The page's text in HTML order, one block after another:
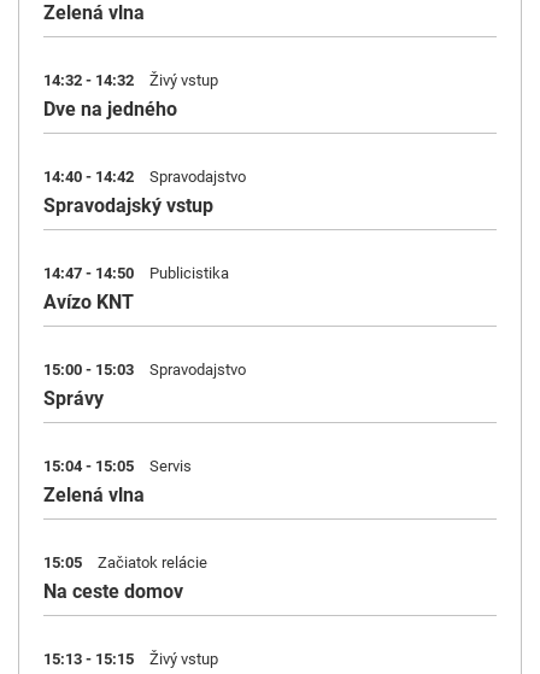
Zelená vlna
14:32 - 14:32 Živý vstup
Dve na jedného
14:40 - 14:42 Spravodajstvo
Spravodajský vstup
14:47 - 14:50 Publicistika
Avízo KNT
15:00 - 15:03 Spravodajstvo
Správy
15:04 - 15:05 Servis
Zelená vlna
15:05 Začiatok relácie
Na ceste domov
15:13 - 15:15 Živý vstup